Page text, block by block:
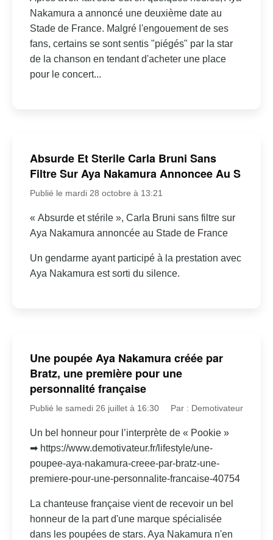
Nakamura a annoncé une deuxième date au
Stade de France. Malgré l'engouement de ses
fans, certains se sont sentis "piégés" par la star
de la chanson en tendant d'acheter une place
pour le concert...
Absurde Et Sterile Carla Bruni Sans
Filtre Sur Aya Nakamura Annoncee Au S
Publié le mardi 28 octobre à 13:21
« Absurde et stérile », Carla Bruni sans filtre sur
Aya Nakamura annoncée au Stade de France
Un gendarme ayant participé à la prestation avec
Aya Nakamura est sorti du silence.
Une poupée Aya Nakamura créée par
Bratz, une première pour une
personnalité française
Publié le samedi 26 juillet à 16:30 Par : Demotivateur
Un bel honneur pour l’interprète de « Pookie »
➡ https://www.demotivateur.fr/lifestyle/une-
poupee-aya-nakamura-creee-par-bratz-une-
premiere-pour-une-personnalite-francaise-40754
La chanteuse française vient de recevoir un bel
honneur de la part d'une marque spécialisée
dans les poupées de stars. Aya Nakamura n'en